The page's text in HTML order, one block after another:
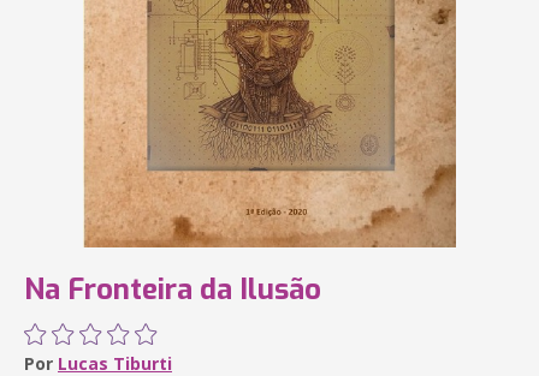
Na Fronteira da Ilusão
Por Lucas Tiburti